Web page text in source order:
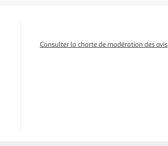
Consulter la charte de modération des avis